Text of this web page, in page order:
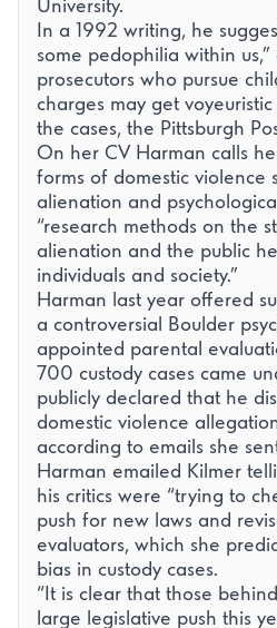
University.
In a 1992 writing, he
some pedophilia within
prosecutors who pursue
charges may get
the cases, the Pittsburgh
On her CV Harman calls
forms of domestic violence
alienation and
“research methods on the
alienation and the public
individuals and society.”
Harman last year offered
a controversial Boulder
appointed parental
700 custody cases came
publicly declared that he
domestic violence
according to emails she
Harman emailed Kilmer
his critics were “trying to
push for new laws and
evaluators, which she
bias in custody cases.
“It is clear that those
large legislative push this